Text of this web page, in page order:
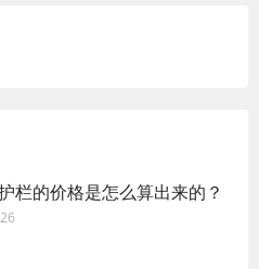
栏的价格是怎么算出来的？